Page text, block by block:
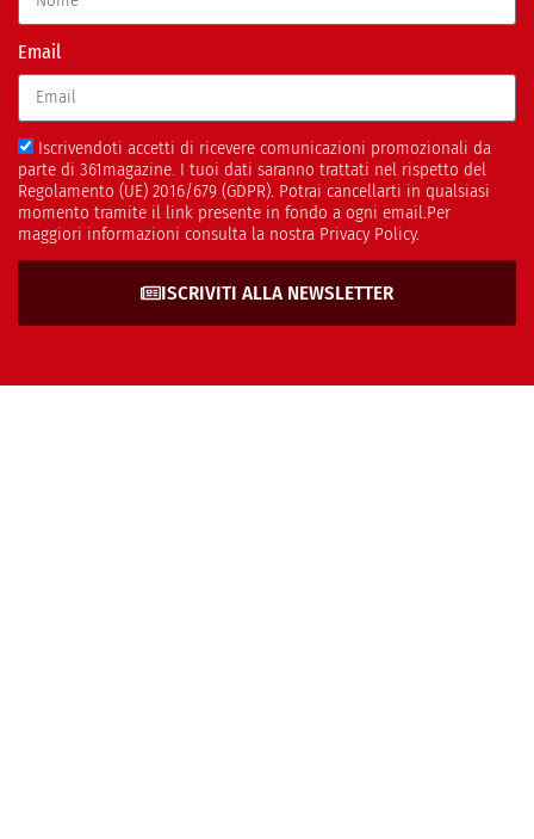
Email
Iscrivendoti accetti di ricevere comunicazioni promozionali da
parte di 361magazine. I tuoi dati saranno trattati nel rispetto del
Regolamento (UE) 2016/679 (GDPR). Potrai cancellarti in qualsiasi
momento tramite il link presente in fondo a ogni email.Per
maggiori informazioni consulta la nostra Privacy Policy.
ISCRIVITI ALLA NEWSLETTER